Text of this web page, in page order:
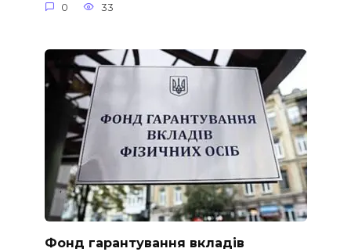
0 33
Фонд гарантування вкладів